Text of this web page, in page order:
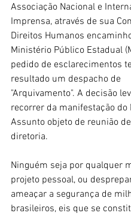
Associação Nacional e
Imprensa, através de sua
Direitos Humanos
Ministério Público Estadual
pedido de esclarecimentos
resultado um despacho de
"Arquivamento". A decisão
recorrer da manifestação do
Assunto objeto de reunião
diretoria.
Ninguém seja por qualquer
projeto pessoal, ou
ameaçar a segurança de
brasileiros, eis que se